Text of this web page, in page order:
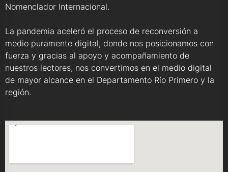
Nomenclador Internacional.
La pandemia aceleró el proceso de reconversión a
medio puramente digital, donde nos posicionamos con
fuerza y gracias al apoyo y acompañamiento de
nuestros lectores, nos convertimos en el medio digital
de mayor alcance en el Departamento Río Primero y la
región.